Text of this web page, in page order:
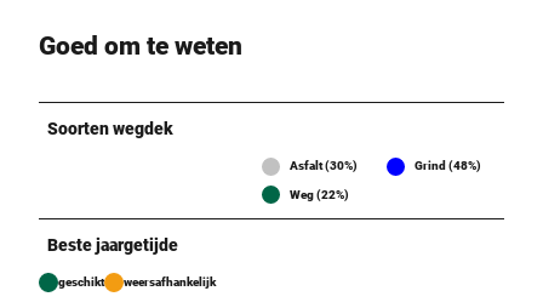
Goed om te weten
Soorten wegdek
Asfalt (30%) Grind (48%)
Weg (22%)
Beste jaargetijde
geschikt weersafhankelijk